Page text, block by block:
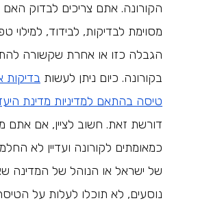
הקורונה. אתם צריכים לבדוק האם
מסוימת לבדיקות, לבידוד, למילוי
הגבלה כזו או אחרת שקשורה
בקורונה. כיום ניתן לעשות בדיקות
טיסה בהתאם למדיניות מדינת
דורשת זאת. חשוב לציין, אם אתם
כמאומתים לקורונה ועדיין לא
של ישראל או הנוהל של המדינה
נוסעים, לא תוכלו לעלות על